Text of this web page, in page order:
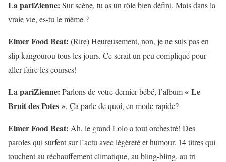
La pariZienne: Sur scène, tu as un rôle bien défini. Mais dans la
vraie vie, es-tu le même ?
Elmer Food Beat: (Rire) Heureusement, non, je ne suis pas en
slip kangourou tous les jours. Ce serait un peu compliqué pour
aller faire les courses!
La pariZienne: Parlons de votre dernier bébé, l’album« Le
Bruit des Potes ». Ça parle de quoi, en mode rapide?
Elmer Food Beat: Ah, le grand Lolo a tout orchestré! Des
paroles qui surfent sur l’actu avec légèreté et humour. 14 titres qui
touchent au réchauffement climatique, au bling-bling, au tri